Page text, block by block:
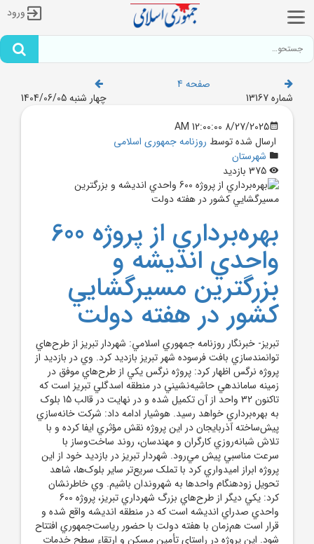
ورود
صفحه 4
شماره 13167
چهار شنبه 1404/06/05
8/27/2025 12:00:00 AM
ارسال شده توسط روزنامه جمهوری اسلامی
شهرستان
بهره‌برداري از پروژه 600
واحدي انديشه و
بزرگترين مسيرگشايي
کشور در هفته دولت
تبريز- خبرنگار روزنامه جمهوري اسلامي: شهردار تبريز از طرح‌هاي
توانمندسازي بافت فرسوده شهر تبريز بازديد کرد. وي در بازديد از
پروژه نرگس اظهار کرد: پروژه نرگس يکي از طرح‌هاي موفق در
زمينه ساماندهي حاشيه‌نشيني در منطقه اسدگلي تبريز است که
تاکنون 32 واحد از آن تکميل شده و در نهايت در قالب 15 بلوک
به بهره‌برداري خواهد رسيد. هوشيار ادامه داد: شرکت خانه‌سازي
پيش‌ساخته آذربايجان در اين پروژه نقش مؤثري ايفا کرده و با
تلاش شبانه‌روزي کارگران و مهندسان، روند ساخت‌وساز با
سرعت مناسبي پيش مي‌رود. شهردار تبريز در بازديد خود از اين
پروژه ابراز اميدواري کرد با تملک سريع‌تر ساير بلوک‌ها، شاهد
تحويل زودهنگام واحدها به شهروندان باشيم. وي خاطرنشان
کرد: يکي ديگر از طرح‌هاي بزرگ شهرداري تبريز، پروژه 600
واحدي صدراي انديشه است که در منطقه انديشه واقع شده و
قرار است هم‌زمان با هفته دولت با حضور رياست‌جمهوري افتتاح
شود. اين پروژه در راستاي تأمين مسکن و ارتقاء سطح خدمات